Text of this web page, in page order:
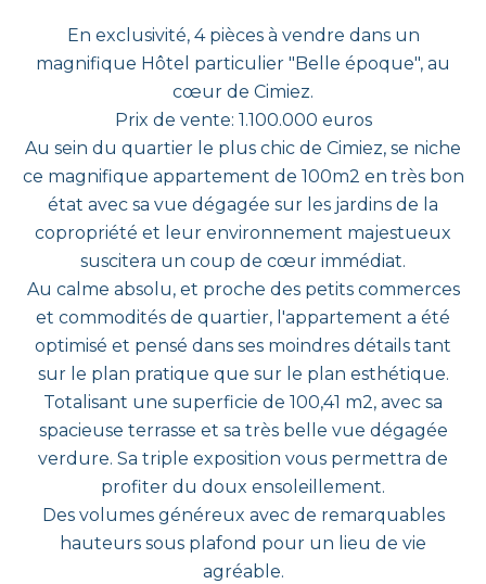
En exclusivité, 4 pièces à vendre dans un
magnifique Hôtel particulier "Belle époque", au
cœur de Cimiez.
Prix de vente: 1.100.000 euros
Au sein du quartier le plus chic de Cimiez, se niche
ce magnifique appartement de 100m2 en très bon
état avec sa vue dégagée sur les jardins de la
copropriété et leur environnement majestueux
suscitera un coup de cœur immédiat.
Au calme absolu, et proche des petits commerces
et commodités de quartier, l'appartement a été
optimisé et pensé dans ses moindres détails tant
sur le plan pratique que sur le plan esthétique.
Totalisant une superficie de 100,41 m2, avec sa
spacieuse terrasse et sa très belle vue dégagée
verdure. Sa triple exposition vous permettra de
profiter du doux ensoleillement.
Des volumes généreux avec de remarquables
hauteurs sous plafond pour un lieu de vie
agréable.